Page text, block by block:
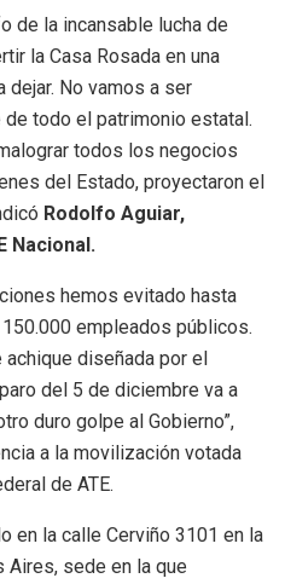
de la incansable lucha de
la Casa Rosada en una
dejar. No vamos a ser
todo el patrimonio estatal.
todos los negocios
del Estado, proyectaron el
Rodolfo Aguiar,
Nacional.
hemos evitado hasta
empleados públicos.
achique diseñada por el
del 5 de diciembre va a
duro golpe al Gobierno”,
a la movilización votada
de ATE.
en la calle Cerviño 3101 en la
Aires, sede en la que